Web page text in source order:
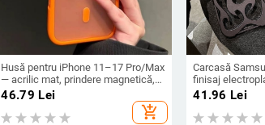
Husă pentru iPhone 11–17 Pro/Max
— acrilic mat, prindere magnetică,
protecție anti-cadere, antiamprentă
46.79 Lei
add_shopping_cart
Carcasă
finisaj
design
A26/A36/A56 și
41.96 Lei